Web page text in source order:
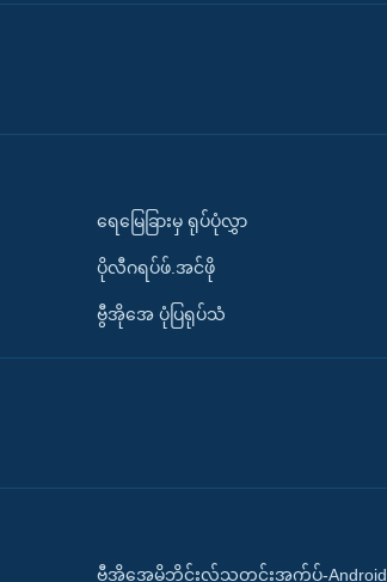
ရေမြေခြားမှ ရုပ်ပုံလွှာ
ပိုလီဂရပ်ဖ်.အင်ဖို
ဗွီအိုအေ ပုံပြရုပ်သံ
ဗွီအိုအေမိုဘိုင်းလ်သတင်းအက်ပ်-Android